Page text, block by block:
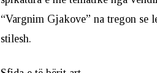
“Vargnim Gjakove” na tregon se
stilesh.